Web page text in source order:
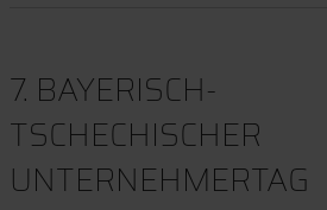
7. BAYERISCH-
TSCHECHISCHER
UNTERNEHMERTAG